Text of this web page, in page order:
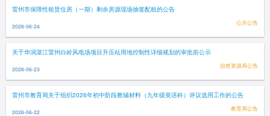
雷州市保障性租赁住房（一期）剩余房源现场抽签配租的公告
2026-06-24 公示公告
关于华润湛江雷州白岭风电场项目升压站用地控制性详细规划的审批前公示
2026-06-23 自然资源局公告
雷州市教育局关于组织2026年初中阶段教辅材料（九年级英语科）评议选用工作的公告
2026-06-22 教育局公告